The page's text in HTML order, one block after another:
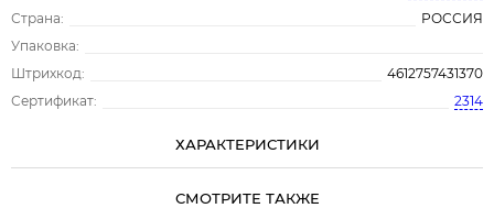
Страна:
РОССИЯ
Упаковка:
Штрихкод:
4612757431370
Сертификат:
2314
ХАРАКТЕРИСТИКИ
СМОТРИТЕ ТАКЖЕ